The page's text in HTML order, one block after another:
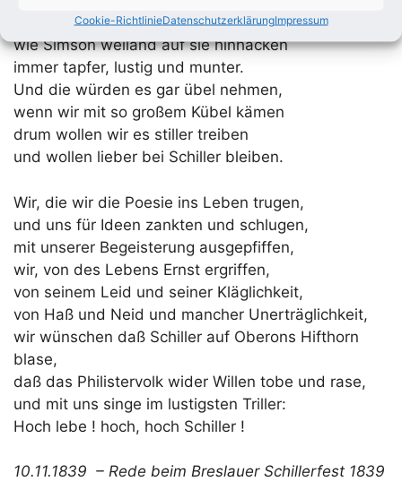
Cookie-RichtlinieDatenschutzerklärungImpressum
Man sollte eigentlich mit dem Esels – Kinnbacken
wie Simson weiland auf sie hinhacken
immer tapfer, lustig und munter.
Und die würden es gar übel nehmen,
wenn wir mit so großem Kübel kämen
drum wollen wir es stiller treiben
und wollen lieber bei Schiller bleiben.
Wir, die wir die Poesie ins Leben trugen,
und uns für Ideen zankten und schlugen,
mit unserer Begeisterung ausgepfiffen,
wir, von des Lebens Ernst ergriffen,
von seinem Leid und seiner Kläglichkeit,
von Haß und Neid und mancher Unerträglichkeit,
wir wünschen daß Schiller auf Oberons Hifthorn
blase,
daß das Philistervolk wider Willen tobe und rase,
und mit uns singe im lustigsten Triller:
Hoch lebe ! hoch, hoch Schiller !
10.11.1839 – Rede beim Breslauer Schillerfest 1839